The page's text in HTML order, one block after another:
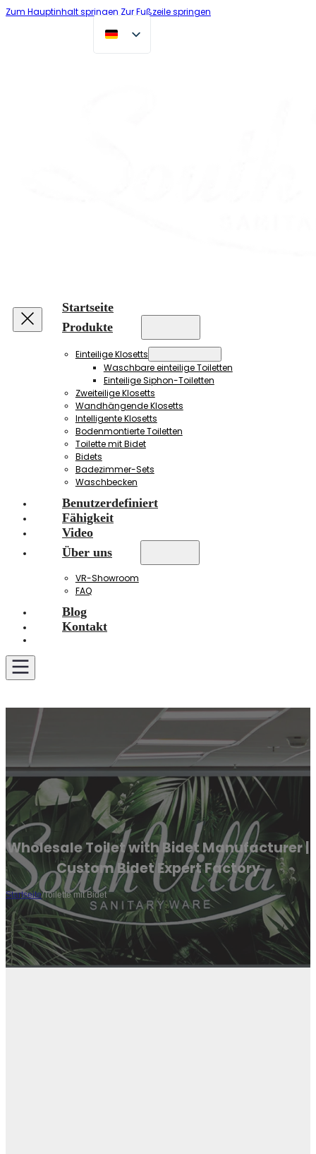
Zum Hauptinhalt springen Zur Fußzeile springen
Startseite
Produkte
Einteilige Klosetts
Waschbare einteilige Toiletten
Einteilige Siphon-Toiletten
Zweiteilige Klosetts
Wandhängende Klosetts
Intelligente Klosetts
Bodenmontierte Toiletten
Toilette mit Bidet
Bidets
Badezimmer-Sets
Waschbecken
Benutzerdefiniert
Fähigkeit
Video
Über uns
VR-Showroom
FAQ
Blog
Kontakt
Wholesale Toilet with Bidet Manufacturer |
Custom Bidet Expert Factory
Startseite/Toilette mit Bidet